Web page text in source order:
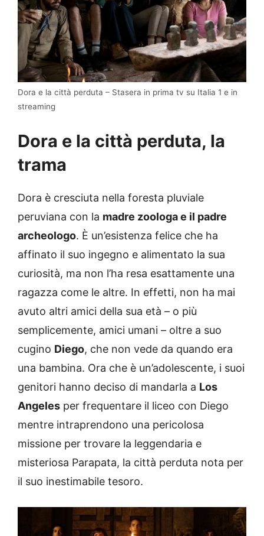
Dora e la città perduta – Stasera in prima tv su Italia 1 e in
streaming
Dora e la città perduta, la
trama
Dora è cresciuta nella foresta pluviale
peruviana con la madre zoologa e il padre
archeologo. È un’esistenza felice che ha
affinato il suo ingegno e alimentato la sua
curiosità, ma non l’ha resa esattamente una
ragazza come le altre. In effetti, non ha mai
avuto altri amici della sua età – o più
semplicemente, amici umani – oltre a suo
cugino Diego, che non vede da quando era
una bambina. Ora che è un’adolescente, i suoi
genitori hanno deciso di mandarla a Los
Angeles per frequentare il liceo con Diego
mentre intraprendono una pericolosa
missione per trovare la leggendaria e
misteriosa Parapata, la città perduta nota per
il suo inestimabile tesoro.